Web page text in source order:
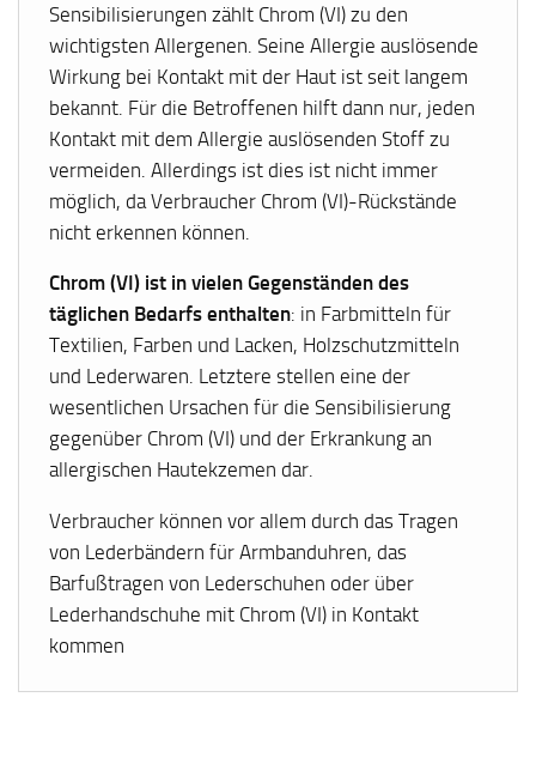
Sensibilisierungen zählt Chrom (VI) zu den
wichtigsten Allergenen. Seine Allergie auslösende
Wirkung bei Kontakt mit der Haut ist seit langem
bekannt. Für die Betroffenen hilft dann nur, jeden
Kontakt mit dem Allergie auslösenden Stoff zu
vermeiden. Allerdings ist dies ist nicht immer
möglich, da Verbraucher Chrom (VI)-Rückstände
nicht erkennen können.
Chrom (VI) ist in vielen Gegenständen des
täglichen Bedarfs enthalten: in Farbmitteln für
Textilien, Farben und Lacken, Holzschutzmitteln
und Lederwaren. Letztere stellen eine der
wesentlichen Ursachen für die Sensibilisierung
gegenüber Chrom (VI) und der Erkrankung an
allergischen Hautekzemen dar.
Verbraucher können vor allem durch das Tragen
von Lederbändern für Armbanduhren, das
Barfußtragen von Lederschuhen oder über
Lederhandschuhe mit Chrom (VI) in Kontakt
kommen